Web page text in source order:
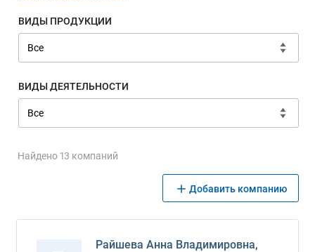
ВИДЫ ПРОДУКЦИИ
ВИДЫ ДЕЯТЕЛЬНОСТИ
Найдено 13 компаний
Добавить компанию
Райшева Анна Владимировна,